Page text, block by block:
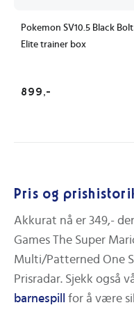
Pokemon SV10.5 Black Bolt
Elite trainer box
899,-
Pris og
Akkurat nå er 349,-
Games The Super
Multi/Patterned One
Prisradar. Sjekk også
barnespill
for å være